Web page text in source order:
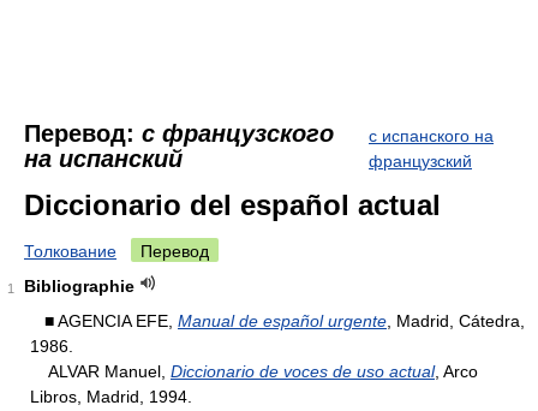
Перевод: с французского
на испанский
с испанского на
французский
Diccionario del español actual
Толкование Перевод
1
Bibliographie
■ AGENCIA EFE, Manual de español urgente , Madrid, Cátedra,
1986.
ALVAR Manuel, Diccionario de voces de uso actual, Arco
Libros, Madrid, 1994.